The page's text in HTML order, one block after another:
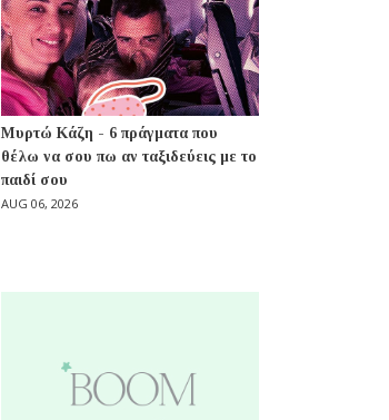
Μυρτώ Κάζη - 6 πράγματα που
θέλω να σου πω αν ταξιδεύεις με το
παιδί σου
AUG 06, 2026